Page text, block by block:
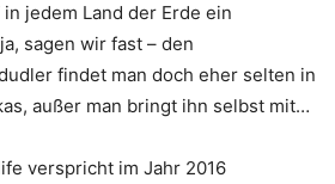
in jedem Land der Erde ein
sagen wir fast – den
findet man doch eher selten in
außer man bringt ihn selbst mit…
verspricht im Jahr 2016